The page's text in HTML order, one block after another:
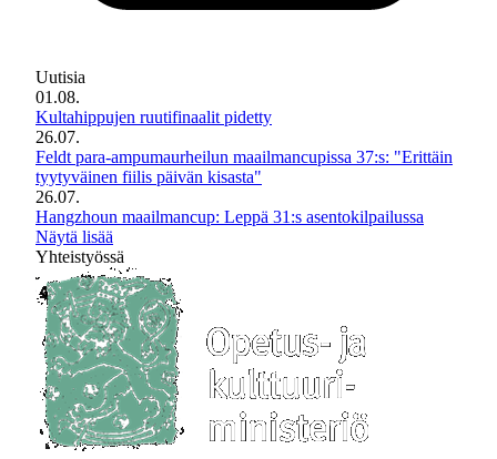
Uutisia
01.08.
Kultahippujen ruutifinaalit pidetty
26.07.
Feldt para-ampumaurheilun maailmancupissa 37:s: "Erittäin
tyytyväinen fiilis päivän kisasta"
26.07.
Hangzhoun maailmancup: Leppä 31:s asentokilpailussa
Näytä lisää
Yhteistyössä